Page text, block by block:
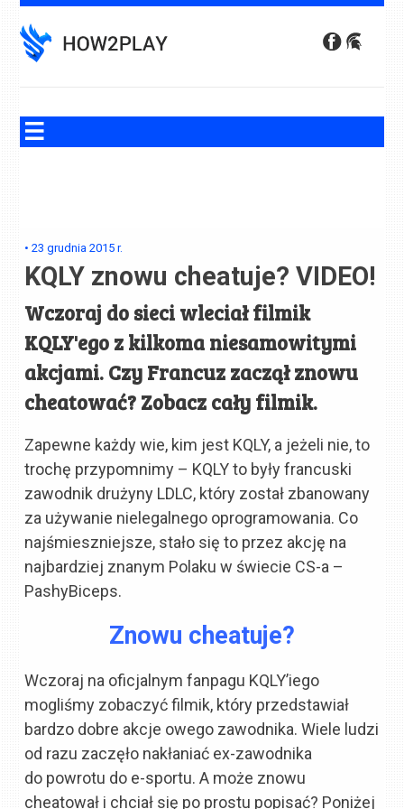
to
content
•23 grudnia 2015 r.
KQLY znowu cheatuje? VIDEO!
Wczoraj do sieci wleciał filmik
KQLY'ego z kilkoma niesamowitymi
akcjami. Czy Francuz zaczął znowu
cheatować? Zobacz cały filmik.
Zapewne każdy wie, kim jest KQLY, a jeżeli nie, to
trochę przypomnimy – KQLY to były francuski
zawodnik drużyny LDLC, który został zbanowany
za używanie nielegalnego oprogramowania. Co
najśmieszniejsze, stało się to przez akcję na
najbardziej znanym Polaku w świecie CS-a –
PashyBiceps.
Znowu cheatuje?
Wczoraj na oficjalnym fanpagu KQLY’iego
mogliśmy zobaczyć filmik, który przedstawiał
bardzo dobre akcje owego zawodnika. Wiele ludzi
od razu zaczęło nakłaniać ex-zawodnika
do powrotu do e-sportu. A może znowu
cheatował i chciał się po prostu popisać? Poniżej